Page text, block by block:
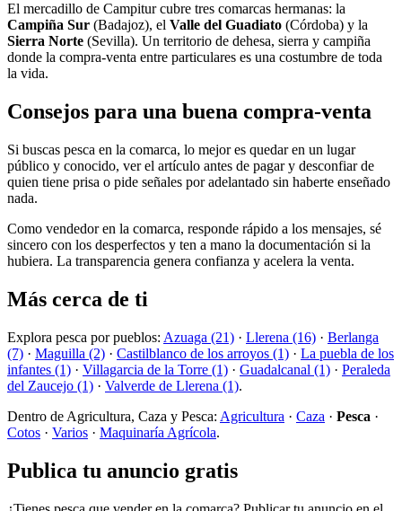
El mercadillo de Campitur cubre tres comarcas hermanas: la
Campiña Sur (Badajoz), el Valle del Guadiato (Córdoba) y la
Sierra Norte (Sevilla). Un territorio de dehesa, sierra y campiña
donde la compra-venta entre particulares es una costumbre de toda
la vida.
Consejos para una buena compra-venta
Si buscas pesca en la comarca, lo mejor es quedar en un lugar
público y conocido, ver el artículo antes de pagar y desconfiar de
quien tiene prisa o pide señales por adelantado sin haberte enseñado
nada.
Como vendedor en la comarca, responde rápido a los mensajes, sé
sincero con los desperfectos y ten a mano la documentación si la
hubiera. La transparencia genera confianza y acelera la venta.
Más cerca de ti
Explora pesca por pueblos: Azuaga (21) · Llerena (16) · Berlanga
(7) · Maguilla (2) · Castilblanco de los arroyos (1) · La puebla de los
infantes (1) · Villagarcia de la Torre (1) · Guadalcanal (1) · Peraleda
del Zaucejo (1) · Valverde de Llerena (1).
Dentro de Agricultura, Caza y Pesca: Agricultura · Caza · Pesca ·
Cotos · Varios · Maquinaría Agrícola.
Publica tu anuncio gratis